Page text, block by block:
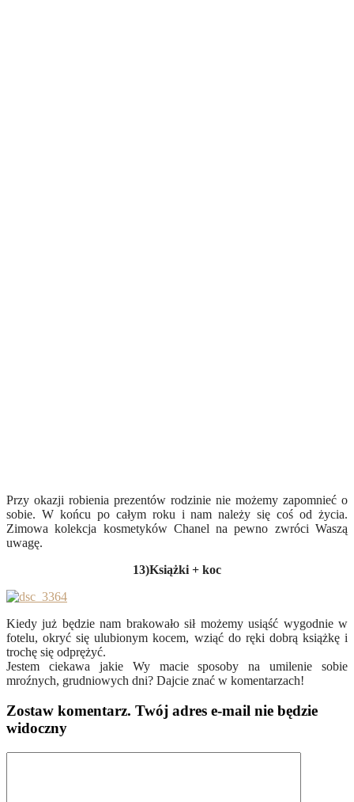
Przy okazji robienia prezentów rodzinie nie możemy zapomnieć o
sobie. W końcu po całym roku i nam należy się coś od życia.
Zimowa kolekcja kosmetyków Chanel na pewno zwróci Waszą
uwagę.
13)Książki + koc
Kiedy już będzie nam brakowało sił możemy usiąść wygodnie w
fotelu, okryć się ulubionym kocem, wziąć do ręki dobrą książkę i
trochę się odprężyć.
Jestem ciekawa jakie Wy macie sposoby na umilenie sobie
mroźnych, grudniowych dni? Dajcie znać w komentarzach!
Zostaw komentarz. Twój adres e-mail nie będzie
widoczny